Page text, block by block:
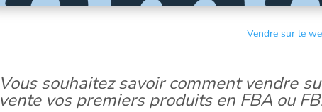
Vendre sur le
Vous souhaitez savoir comment vendre
vente vos premiers produits en FBA ou